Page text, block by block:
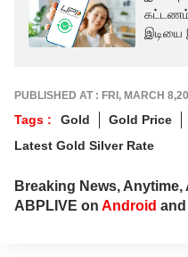
இடியை
PUBLISHED AT : FRI, MARCH
Tags : Gold Gold Price
Latest Gold Silver Rate
Breaking News,
ABPLIVE on Android and